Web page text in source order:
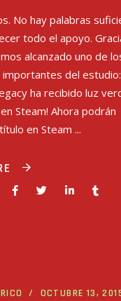
No hay palabras
todo el apoyo.
alcanzado uno de
del estudio:
ha recibido luz
Steam! Ahora podrán
en Steam
OCTUBRE 13,